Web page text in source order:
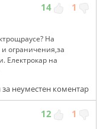
14 1
На
и ограничения,за
Електрокар на
неуместен коментар
12 1